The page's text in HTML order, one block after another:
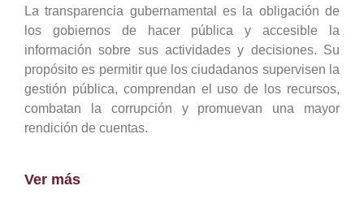
La transparencia gubernamental es la obligación de
los gobiernos de hacer pública y accesible la
información sobre sus actividades y decisiones. Su
propósito es permitir que los ciudadanos supervisen la
gestión pública, comprendan el uso de los recursos,
combatan la corrupción y promuevan una mayor
rendición de cuentas.
Ver más